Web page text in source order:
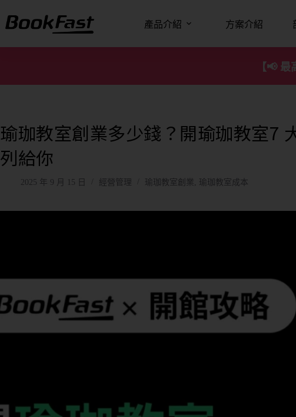
產品介紹 方案介紹
【📢
瑜珈教室創業多少錢？開瑜珈教室7
列給你
2025 年 9 月 15 日 經營管理 瑜珈教室創業, 瑜珈教室成本